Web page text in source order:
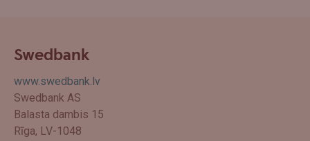
Swedbank
www.swedbank.lv
Swedbank AS
Balasta dambis 15
Rīga, LV-1048